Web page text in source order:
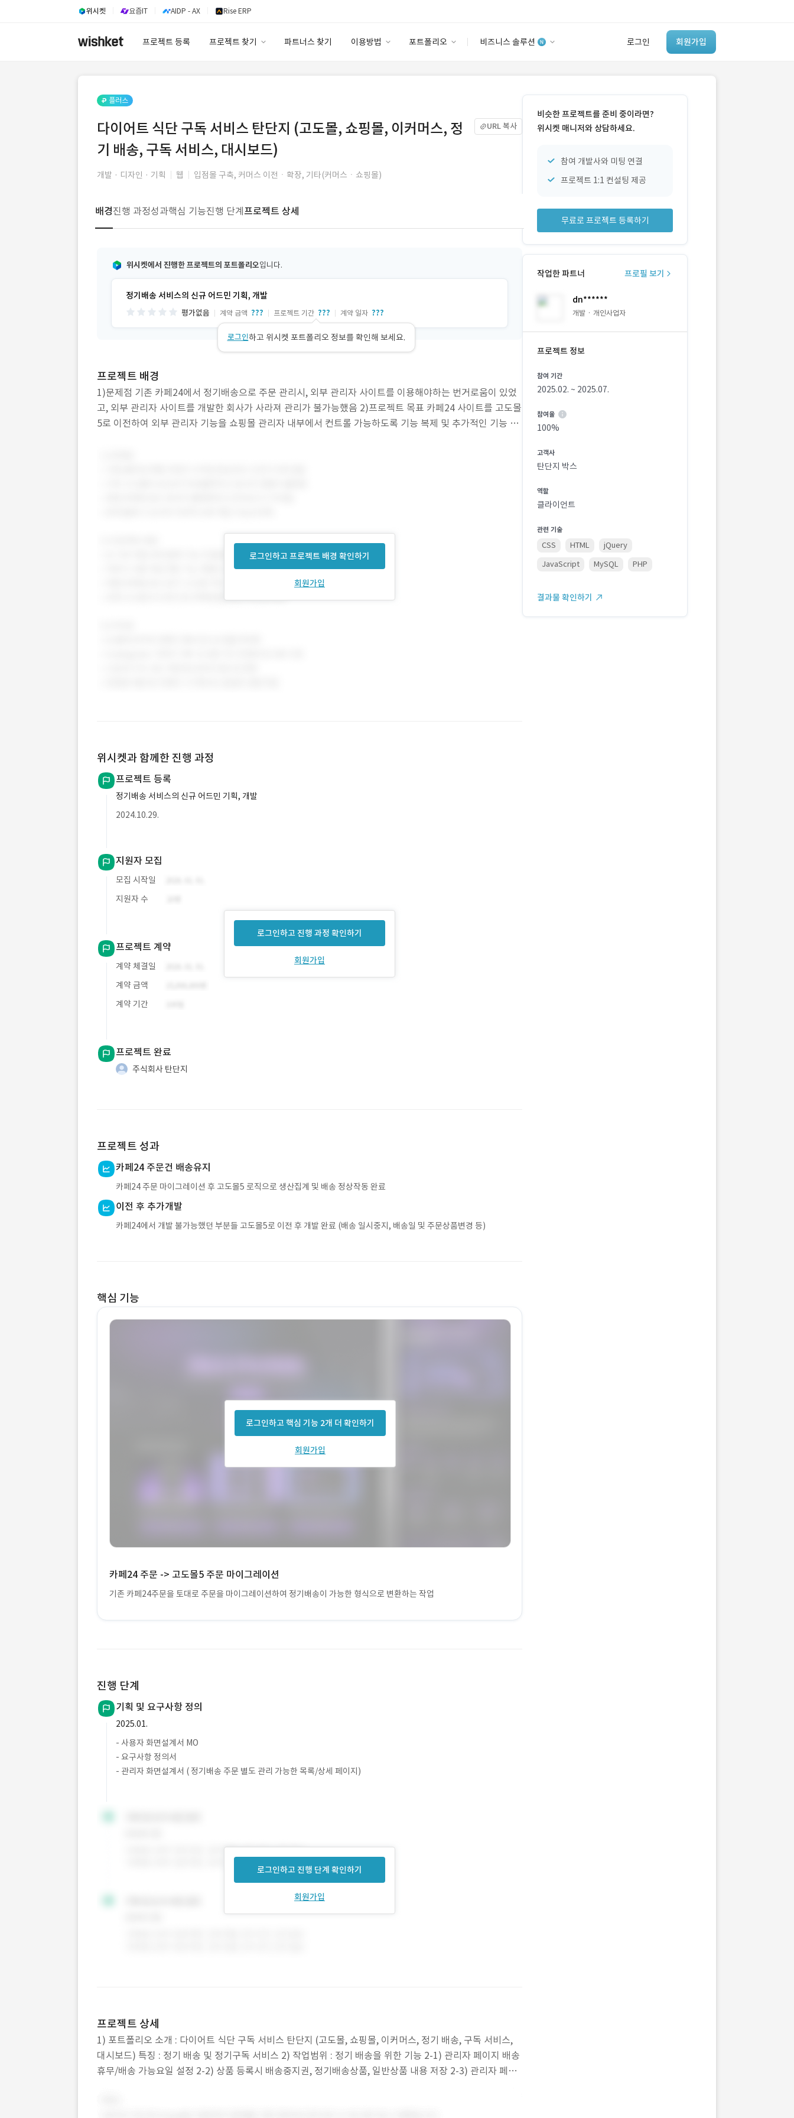
위시켓 요즘IT AIDP - AX Rise ERP
프로젝트 등록 프로젝트 찾기 파트너스 찾기 이용방법 포트폴리오 비즈니스 솔루션 로그인 회원가입
고객센터
안심 코드 케어
스토어
‘이런 거’ 만들어본
개발 회사 있어?
플러스
다이어트 식단 구독 서비스 탄단지 (고도몰, 쇼핑몰, 이커머스, 정
기 배송, 구독 서비스, 대시보드)
URL 복사
개발 · 디자인 · 기획 웹 입점몰 구축, 커머스 이전ㆍ확장, 기타(커머스ㆍ쇼핑몰)
배경진행 과정성과핵심 기능진행 단계 프로젝트 상세
위시켓에서 진행한 프로젝트의 포트폴리오입니다.
정기배송 서비스의 신규 어드민 기획, 개발
평가없음 계약 금액 ??? 프로젝트 기간 ??? 계약 일자 ???
로그인하고 위시켓 포트폴리오 정보를 확인해 보세요.
프로젝트 배경
1)문제점 기존 카페24에서 정기배송으로 주문 관리시, 외부 관리자 사이트를 이용해야하는 번거로움이 있었
고, 외부 관리자 사이트를 개발한 회사가 사라져 관리가 불가능했음 2)프로젝트 목표 카페24 사이트를 고도몰
5로 이전하여 외부 관리자 기능을 쇼핑몰 관리자 내부에서 컨트롤 가능하도록 기능 복제 및 추가적인 기능 개
로그인하고 프로젝트 배경 확인하기
회원가입
위시켓과 함께한 진행 과정
프로젝트 등록
정기배송 서비스의 신규 어드민 기획, 개발
2024.10.29.
지원자 모집
모집 시작일
지원자 수
프로젝트 계약
계약 체결일
계약 금액
계약 기간
로그인하고 진행 과정 확인하기
회원가입
프로젝트 완료
주식회사 탄단지
프로젝트 성과
카페24 주문건 배송유지
카페24 주문 마이그레이션 후 고도몰5 로직으로 생산집계 및 배송 정상작동 완료
이전 후 추가개발
카페24에서 개발 불가능했던 부분들 고도몰5로 이전 후 개발 완료 (배송 일시중지, 배송일 및 주문상품변경 등)
핵심 기능
로그인하고 핵심 기능 2개 더 확인하기
회원가입
카페24 주문 -> 고도몰5 주문 마이그레이션
기존 카페24주문을 토대로 주문을 마이그레이션하여 정기배송이 가능한 형식으로 변환하는 작업
진행 단계
기획 및 요구사항 정의
2025.01.
- 사용자 화면설계서 MO
- 요구사항 정의서
- 관리자 화면설계서 ( 정기배송 주문 별도 관리 가능한 목록/상세 페이지)
로그인하고 진행 단계 확인하기
회원가입
프로젝트 상세
1) 포트폴리오 소개 : 다이어트 식단 구독 서비스 탄단지 (고도몰, 쇼핑몰, 이커머스, 정기 배송, 구독 서비스,
대시보드) 특징 : 정기 배송 및 정기구독 서비스 2) 작업범위 : 정기 배송을 위한 기능 2-1) 관리자 페이지 배송
휴무/배송 가능요일 설정 2-2) 상품 등록시 배송중지권, 정기배송상품, 일반상품 내용 저장 2-3) 관리자 페이
비슷한 프로젝트를 준비 중이라면?
위시켓 매니저와 상담하세요.
참여 개발사와 미팅 연결
프로젝트 1:1 컨설팅 제공
무료로 프로젝트 등록하기
작업한 파트너 프로필 보기
dn******
개발 · 개인사업자
프로젝트 정보
참여 기간
2025.02. ~ 2025.07.
참여율
100%
고객사
탄단지 박스
역할
클라이언트
관련 기술
CSS HTML
jQuery
JavaScript
MySQL PHP
결과물 확인하기